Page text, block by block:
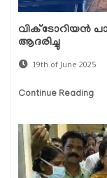
വിക്ടോറിയന്‍
ആദരിച്ചു
19th of June 2025
Continue Reading